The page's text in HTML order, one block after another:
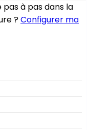
à pas dans la
?Configurer ma